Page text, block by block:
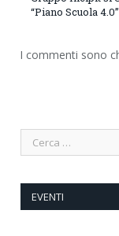
“Piano Scuola 4.0”
I commenti sono
EVENTI